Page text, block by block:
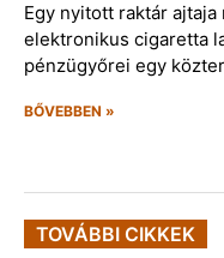
Egy nyitott raktár
elektronikus cigaretta
pénzügyőrei egy
BŐVEBBEN »
TOVÁBBI CIKKEK